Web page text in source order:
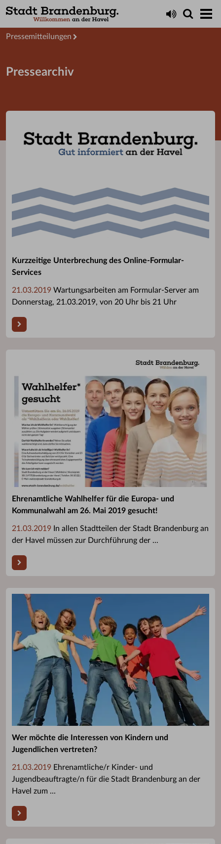
Presseservice
Pressemitteilungen
Pressearchiv
Kurzzeitige Unterbrechung des Online-Formular-
Services
21.03.2019 Wartungsarbeiten am Formular-Server am
Donnerstag, 21.03.2019, von 20 Uhr bis 21 Uhr
Ehrenamtliche Wahlhelfer für die Europa- und
Kommunalwahl am 26. Mai 2019 gesucht!
21.03.2019 In allen Stadtteilen der Stadt Brandenburg an
der Havel müssen zur Durchführung der ...
Wer möchte die Interessen von Kindern und
Jugendlichen vertreten?
21.03.2019 Ehrenamtliche/r Kinder- und
Jugendbeauftragte/n für die Stadt Brandenburg an der
Havel zum ...